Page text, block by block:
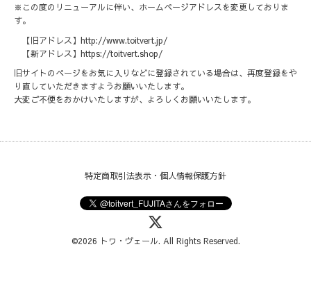
※この度のリニューアルに伴い、ホームページアドレスを変更しておりま
す。
【旧アドレス】http://www.toitvert.jp/
【新アドレス】https://toitvert.shop/
旧サイトのページをお気に入りなどに登録されている場合は、再度登録をや
り直していただきますようお願いいたします。
大変ご不便をおかけいたしますが、よろしくお願いいたします。
特定商取引法表示・個人情報保護方針
©2026 トワ・ヴェール. All Rights Reserved.